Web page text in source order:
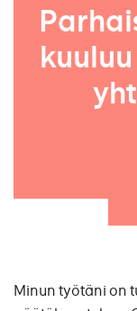
Minun työtäni on